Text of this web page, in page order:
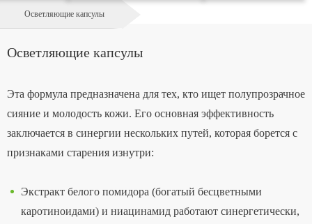
Осветляющие капсулы
Осветляющие капсулы
Эта формула предназначена для тех, кто ищет полупрозрачное
сияние и молодость кожи. Его основная эффективность
заключается в синергии нескольких путей, которая борется с
признаками старения изнутри:
Экстракт белого помидора (богатый бесцветными
каротиноидами) и ниацинамид работают синергетически,